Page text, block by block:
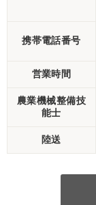
携帯電話番号
営業時間
農業機械整備技
能士
陸送